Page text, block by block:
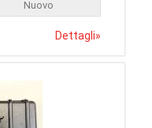
Nuovo
Dettagli»